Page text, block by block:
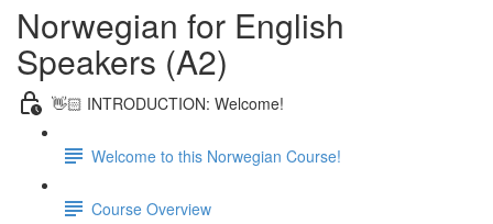
Norwegian for English
Speakers (A2)
👋🏻 INTRODUCTION: Welcome!
Welcome to this Norwegian Course!
Course Overview